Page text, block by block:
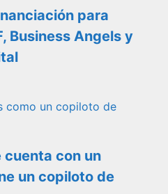
para
Business Angels y
cuenta con un
un copiloto de